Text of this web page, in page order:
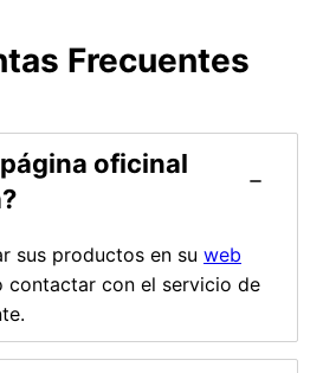
Frecuentes
oficinal
sus productos en su web
contactar con el servicio de